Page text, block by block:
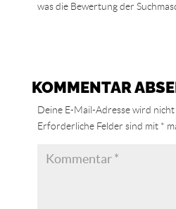
was die Bewertung der
KOMMENTAR
Deine E-Mail-Adresse wird
Erforderliche Felder sind mit *